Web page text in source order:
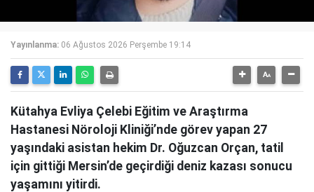
Yayınlanma: 06 Ağustos 2026 Perşembe 19:14
Kütahya Evliya Çelebi Eğitim ve Araştırma
Hastanesi Nöroloji Kliniği’nde görev yapan 27
yaşındaki asistan hekim Dr. Oğuzcan Orçan, tatil
için gittiği Mersin’de geçirdiği deniz kazası sonucu
yaşamını yitirdi.